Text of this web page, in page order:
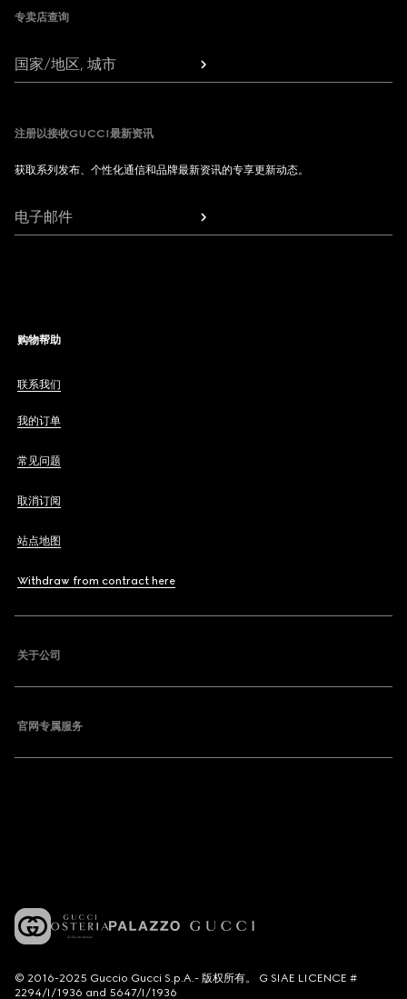
专卖店查询
国家/地区, 城市
注册以接收GUCCI最新资讯
获取系列发布、个性化通信和品牌最新资讯的专享更新动态。
电子邮件
购物帮助
联系我们
我的订单
常见问题
取消订阅
站点地图
Withdraw from contract here
关于公司
官网专属服务
© 2016-2025 Guccio Gucci S.p.A.- 版权所有。 G SIAE LICENCE #
2294/I/1936 and 5647/I/1936